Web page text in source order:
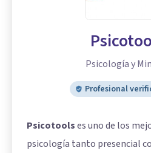
Psicología y
Profesional
Psicotoolses uno de los
psicología tanto presencial